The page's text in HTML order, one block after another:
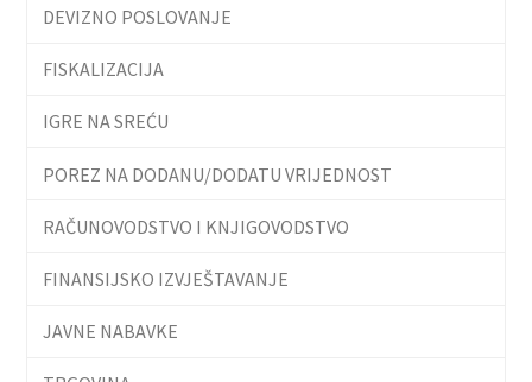
DEVIZNO POSLOVANJE
FISKALIZACIJA
IGRE NA SREĆU
POREZ NA DODANU/DODATU VRIJEDNOST
RAČUNOVODSTVO I KNJIGOVODSTVO
FINANSIJSKO IZVJEŠTAVANJE
JAVNE NABAVKE